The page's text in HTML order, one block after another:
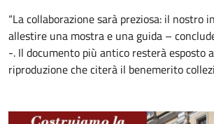
“La collaborazione sarà preziosa: il nostro
allestire una mostra e una guida –
-. Il documento più antico resterà esposto
riproduzione che citerà il benemerito